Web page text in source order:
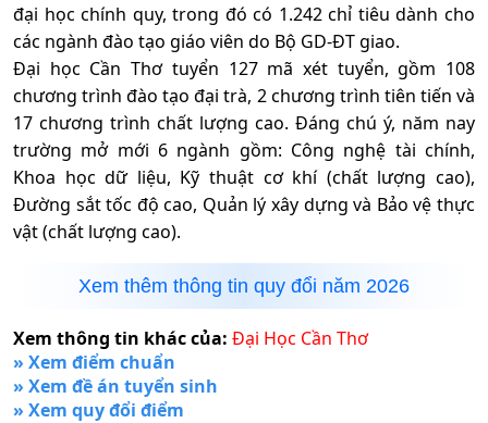
đại học chính quy, trong đó có 1.242 chỉ tiêu dành cho
các ngành đào tạo giáo viên do Bộ GD-ĐT giao.
Đại học Cần Thơ tuyển 127 mã xét tuyển, gồm 108
chương trình đào tạo đại trà, 2 chương trình tiên tiến và
17 chương trình chất lượng cao. Đáng chú ý, năm nay
trường mở mới 6 ngành gồm: Công nghệ tài chính,
Khoa học dữ liệu, Kỹ thuật cơ khí (chất lượng cao),
Đường sắt tốc độ cao, Quản lý xây dựng và Bảo vệ thực
vật (chất lượng cao).
Xem thêm thông tin quy đổi năm 2026
Xem thông tin khác của: Đại Học Cần Thơ
» Xem điểm chuẩn
» Xem đề án tuyển sinh
» Xem quy đổi điểm